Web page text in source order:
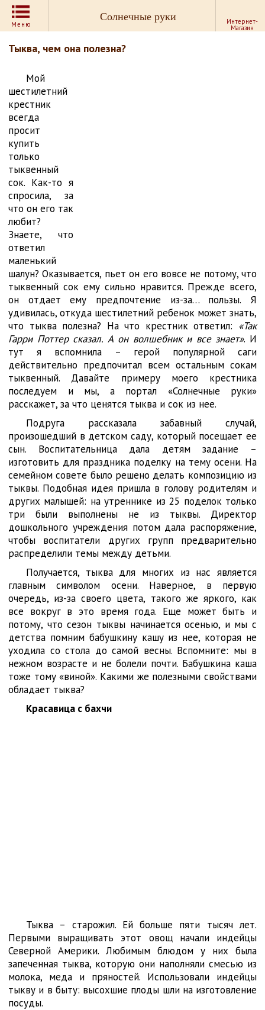
Меню
Солнечные руки Интернет-
Магазин
Тыква, чем она полезна?
Мой
шестилетний
крестник
всегда
просит
купить
только
тыквенный
сок. Как-то я
спросила, за
что он его так
любит?
Знаете, что
ответил
маленький
шалун? Оказывается, пьет он его вовсе не потому, что
тыквенный сок ему сильно нравится. Прежде всего,
он отдает ему предпочтение из-за… пользы. Я
удивилась, откуда шестилетний ребенок может знать,
что тыква полезна? На что крестник ответил: «Так
Гарри Поттер сказал. А он волшебник и все знает». И
тут я вспомнила – герой популярной саги
действительно предпочитал всем остальным сокам
тыквенный. Давайте примеру моего крестника
последуем и мы, а портал «Солнечные руки»
расскажет, за что ценятся тыква и сок из нее.
Подруга рассказала забавный случай,
произошедший в детском саду, который посещает ее
сын. Воспитательница дала детям задание –
изготовить для праздника поделку на тему осени. На
семейном совете было решено делать композицию из
тыквы. Подобная идея пришла в голову родителям и
других малышей: на утреннике из 25 поделок только
три были выполнены не из тыквы. Директор
дошкольного учреждения потом дала распоряжение,
чтобы воспитатели других групп предварительно
распределили темы между детьми.
Получается, тыква для многих из нас является
главным символом осени. Наверное, в первую
очередь, из-за своего цвета, такого же яркого, как
все вокруг в это время года. Еще может быть и
потому, что сезон тыквы начинается осенью, и мы с
детства помним бабушкину кашу из нее, которая не
уходила со стола до самой весны. Вспомните: мы в
нежном возрасте и не болели почти. Бабушкина каша
тоже тому «виной». Какими же полезными свойствами
обладает тыква?
Красавица с бахчи
Тыква – старожил. Ей больше пяти тысяч лет.
Первыми выращивать этот овощ начали индейцы
Северной Америки. Любимым блюдом у них была
запеченная тыква, которую они наполняли смесью из
молока, меда и пряностей. Использовали индейцы
тыкву и в быту: высохшие плоды шли на изготовление
посуды.